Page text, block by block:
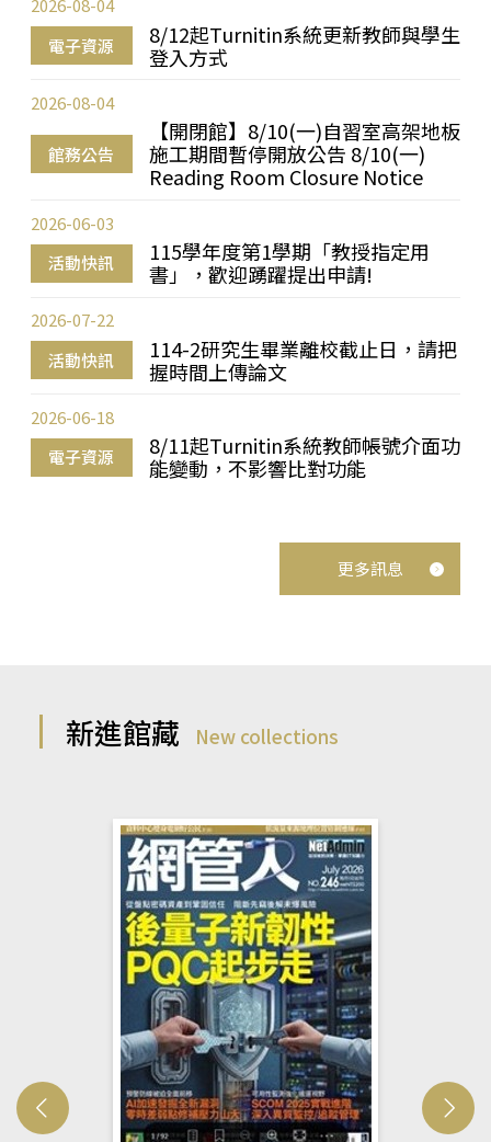
電子資源
8/12起Turnitin系統更新教師與學生
登入方式
2026-08-04
館務公告
【開閉館】8/10(一)自習室高架地板
施工期間暫停開放公告 8/10(一)
Reading Room Closure Notice
2026-08-04
活動快訊
115學年度第1學期「教授指定用
書」，歡迎踴躍提出申請!
2026-06-03
活動快訊
114-2研究生畢業離校截止日，請把
握時間上傳論文
2026-07-22
電子資源
8/11起Turnitin系統教師帳號介面功
能變動，不影響比對功能
2026-06-18
更多訊息
新進館藏 New collections